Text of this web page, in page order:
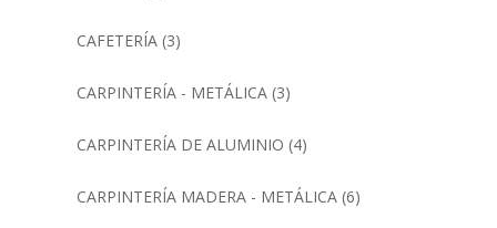
CAFETERÍA(3)
CARPINTERÍA - METÁLICA(3)
CARPINTERÍA DE ALUMINIO (4)
CARPINTERÍA MADERA - METÁLICA(6)